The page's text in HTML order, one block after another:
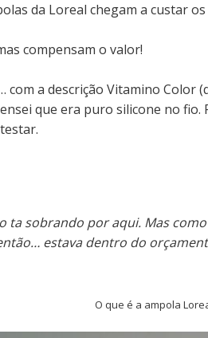
da Loreal chegam a custar os
compensam o valor!
com a descrição Vitamino Color
que era puro silicone no
ta sobrando por aqui. Mas
estava dentro do
O que é a ampola